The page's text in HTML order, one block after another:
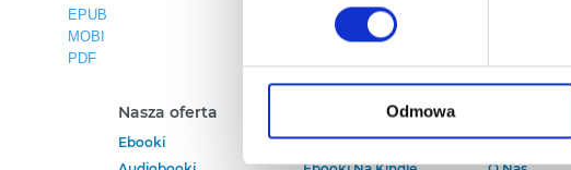
Każda udzielona zgoda poprawi
Odmowa
EPUB
MOBI
PDF
Nasza oferta
Ebooki
Polecamy
Darmowe Ebooki
Kontakt